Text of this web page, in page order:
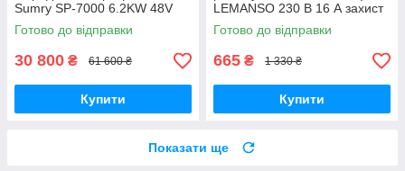
Sumry SP-7000 6.2KW 48V
ефективне резервне
електропостачання для дому
та офісу
Готово до відправки
30 800 ₴ 61 600 ₴
Купити
LEMANSO 230 В 16 А захист
перепадів напруги
Готово до відправки
665 ₴ 1 330 ₴
Купити
Показати ще